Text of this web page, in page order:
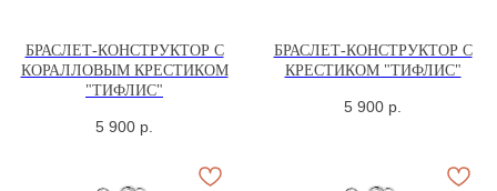
БРАСЛЕТ-КОНСТРУКТОР С
КОРАЛЛОВЫМ КРЕСТИКОМ
"ТИФЛИС"
5 900 р.
БРАСЛЕТ-КОНСТРУКТОР С
КРЕСТИКОМ "ТИФЛИС"
5 900 р.